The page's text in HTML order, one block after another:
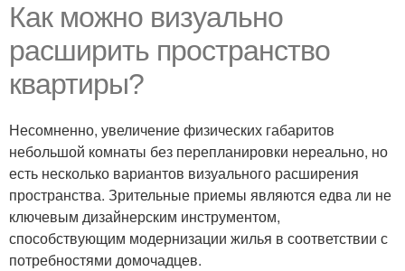
Как можно визуально
расширить пространство
квартиры?
Несомненно, увеличение физических габаритов
небольшой комнаты без перепланировки нереально, но
есть несколько вариантов визуального расширения
пространства. Зрительные приемы являются едва ли не
ключевым дизайнерским инструментом,
способствующим модернизации жилья в соответствии с
потребностями домочадцев.